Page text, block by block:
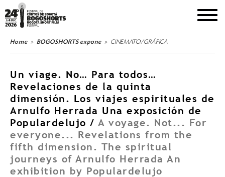
DEL 1 AL 8 DE DICIEMBRE DE 2026
Home BOGOSHORTS expone CINEMATO/GRÁFICA
Un viage. No… Para todos…
Revelaciones de la quinta
dimensión. Los viajes espirituales de
Arnulfo Herrada Una exposición de
Populardelujo /A voyage. Not... For
everyone... Revelations from the
fifth dimension. The spiritual
journeys of Arnulfo Herrada An
exhibition by Populardelujo